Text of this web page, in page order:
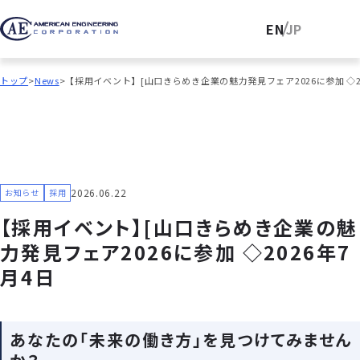
ENJP
トップ News 【採用イベント】[山口きらめき企業の魅力発見フェア2026に参加
お知らせ 採用 2026.06.22
【採用イベント】[山口きらめき企業の魅
力発見フェア2026に参加 ◇2026年7
月4日
あなたの「未来の働き方」を見つけてみません